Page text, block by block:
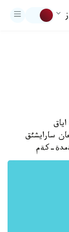
اياق
سارايشئق
كةم